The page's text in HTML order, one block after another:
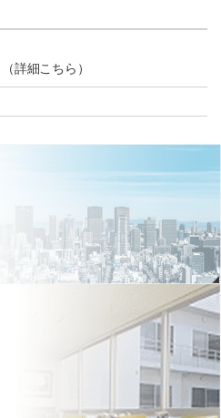
詳細こちら）
「診療情報の管理およびシステム
）を改訂いたしました。（詳細こ